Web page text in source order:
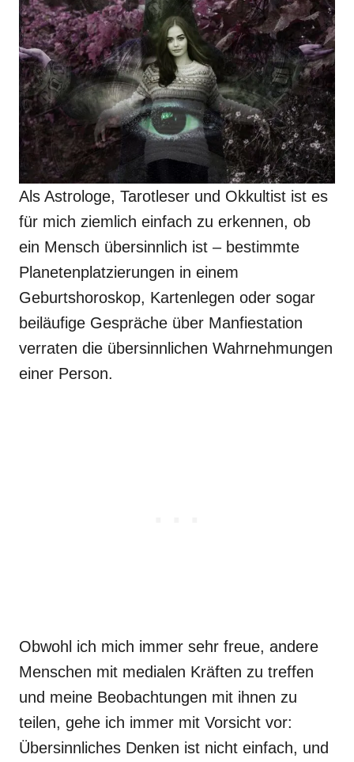
Als Astrologe, Tarotleser und Okkultist ist es
für mich ziemlich einfach zu erkennen, ob
ein Mensch übersinnlich ist – bestimmte
Planetenplatzierungen in einem
Geburtshoroskop, Kartenlegen oder sogar
beiläufige Gespräche über Manfiestation
verraten die übersinnlichen Wahrnehmungen
einer Person.
Obwohl ich mich immer sehr freue, andere
Menschen mit medialen Kräften zu treffen
und meine Beobachtungen mit ihnen zu
teilen, gehe ich immer mit Vorsicht vor:
Übersinnliches Denken ist nicht einfach, und